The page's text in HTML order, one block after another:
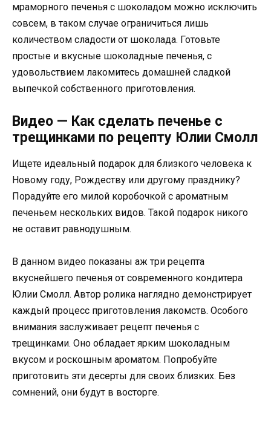
мраморного печенья с шоколадом можно исключить
совсем, в таком случае ограничиться лишь
количеством сладости от шоколада. Готовьте
простые и вкусные шоколадные печенья, с
удовольствием лакомитесь домашней сладкой
выпечкой собственного приготовления.
Видео — Как сделать печенье с
трещинками по рецепту Юлии Смолл
Ищете идеальный подарок для близкого человека к
Новому году, Рождеству или другому празднику?
Порадуйте его милой коробочкой с ароматным
печеньем нескольких видов. Такой подарок никого
не оставит равнодушным.
В данном видео показаны аж три рецепта
вкуснейшего печенья от современного кондитера
Юлии Смолл. Автор ролика наглядно демонстрирует
каждый процесс приготовления лакомств. Особого
внимания заслуживает рецепт печенья с
трещинками. Оно обладает ярким шоколадным
вкусом и роскошным ароматом. Попробуйте
приготовить эти десерты для своих близких. Без
сомнений, они будут в восторге.